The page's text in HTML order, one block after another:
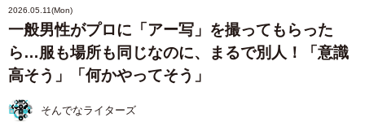
2026.05.11(Mon)
一般男性がプロに「アー写」を撮ってもらった
ら…服も場所も同じなのに、まるで別人！「意識
高そう」「何かやってそう」
そんでなライターズ